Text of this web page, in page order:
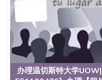
子工程学，工商管理学
受性肯定及好评；而各
也吸引了众多不同国家
二、办理流程： 1、收
定金下单； 3、公司确
4、电子图做好发给客户
品部做成品； 6、成品
款； 7、快递给客户（
办理温切斯特大学